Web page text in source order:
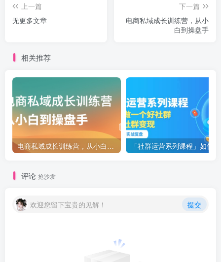
上一篇
无更多文章
下一篇
电商私域成长训练营，从小
白到操盘手
相关推荐
电商私域成长训练营，从小白到操盘手
评论 抢沙发
欢迎您留下宝贵的见解！ 提交